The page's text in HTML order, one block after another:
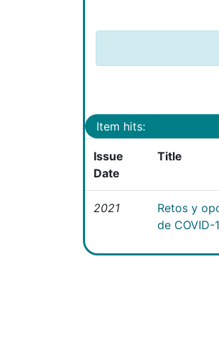
Item hits:
Issue
Date
Title
2021
Retos y
de COVID-